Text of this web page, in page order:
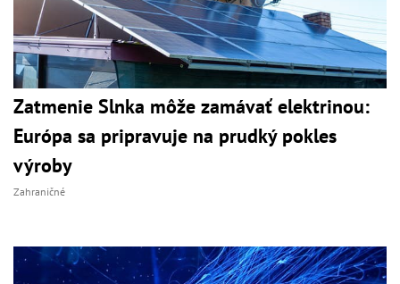
Zatmenie Slnka môže zamávať elektrinou:
Európa sa pripravuje na prudký pokles
výroby
Zahraničné